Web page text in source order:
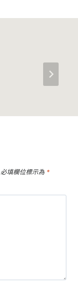
必填欄位標示為 *